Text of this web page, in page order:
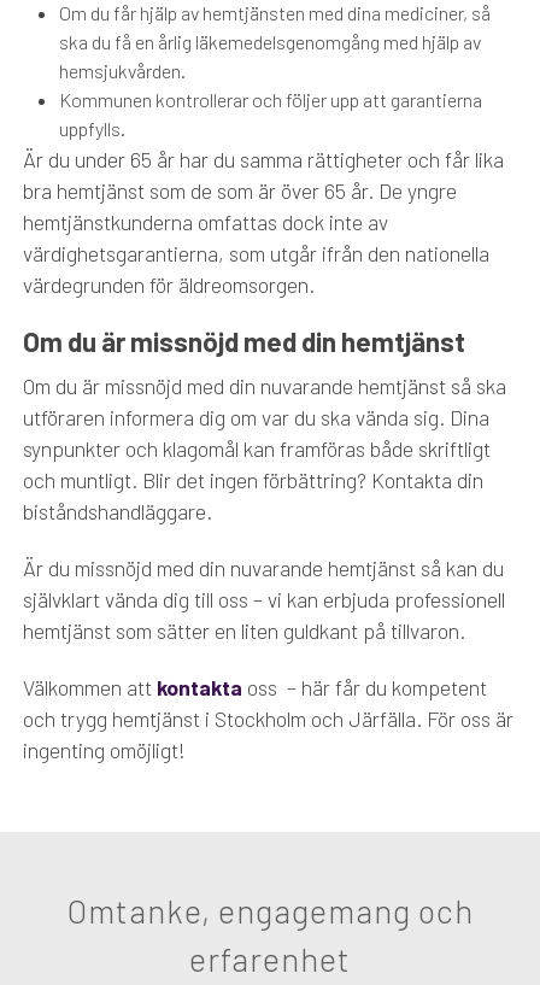
Om du får hjälp av hemtjänsten med dina mediciner, så
ska du få en årlig läkemedelsgenomgång med hjälp av
hemsjukvården.
Kommunen kontrollerar och följer upp att garantierna
uppfylls.
Är du under 65 år har du samma rättigheter och får lika
bra hemtjänst som de som är över 65 år. De yngre
hemtjänstkunderna omfattas dock inte av
värdighetsgarantierna, som utgår ifrån den nationella
värdegrunden för äldreomsorgen.
Om du är missnöjd med din hemtjänst
Om du är missnöjd med din nuvarande hemtjänst så ska
utföraren informera dig om var du ska vända sig. Dina
synpunkter och klagomål kan framföras både skriftligt
och muntligt. Blir det ingen förbättring? Kontakta din
biståndshandläggare.
Är du missnöjd med din nuvarande hemtjänst så kan du
självklart vända dig till oss – vi kan erbjuda professionell
hemtjänst som sätter en liten guldkant på tillvaron.
Välkommen att kontakta oss – här får du kompetent
och trygg hemtjänst i Stockholm och Järfälla. För oss är
ingenting omöjligt!
Omtanke, engagemang och
erfarenhet